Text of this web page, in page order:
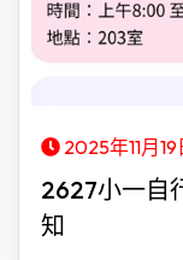
2025年11月19
2627小一自
知